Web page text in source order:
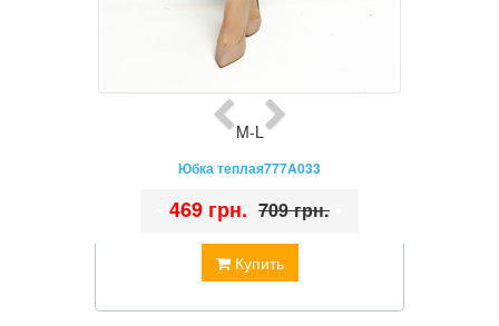
M-L
Юбка теплая777A033
Купить
469 грн. 709 грн.